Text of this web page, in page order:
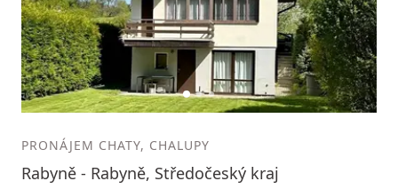
12 3
PRONÁJEM CHATY, CHALUPY
Rabyně - Rabyně, Středočeský kraj